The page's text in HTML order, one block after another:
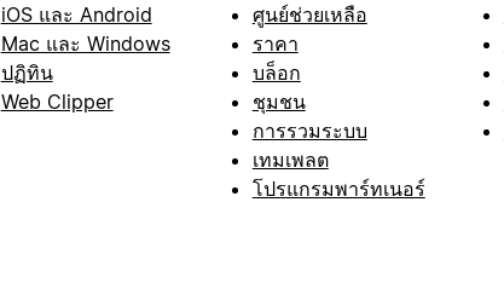
iOS และ Android
Mac และ Windows
ปฏิทิน
Web Clipper
ศูนย์ช่วยเหลือ
ราคา
บล็อก
ชุมชน
การรวมระบบ
เทมเพลต
โปรแกรมพาร์ทเนอร์